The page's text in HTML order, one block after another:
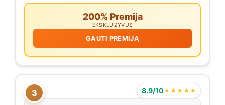
200% Premija
EKSKLUZYVUS
GAUTI PREMIJĄ
3 8.9/10★★★★★